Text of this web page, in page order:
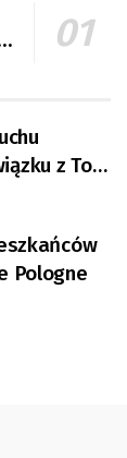
z Tour
Pologne